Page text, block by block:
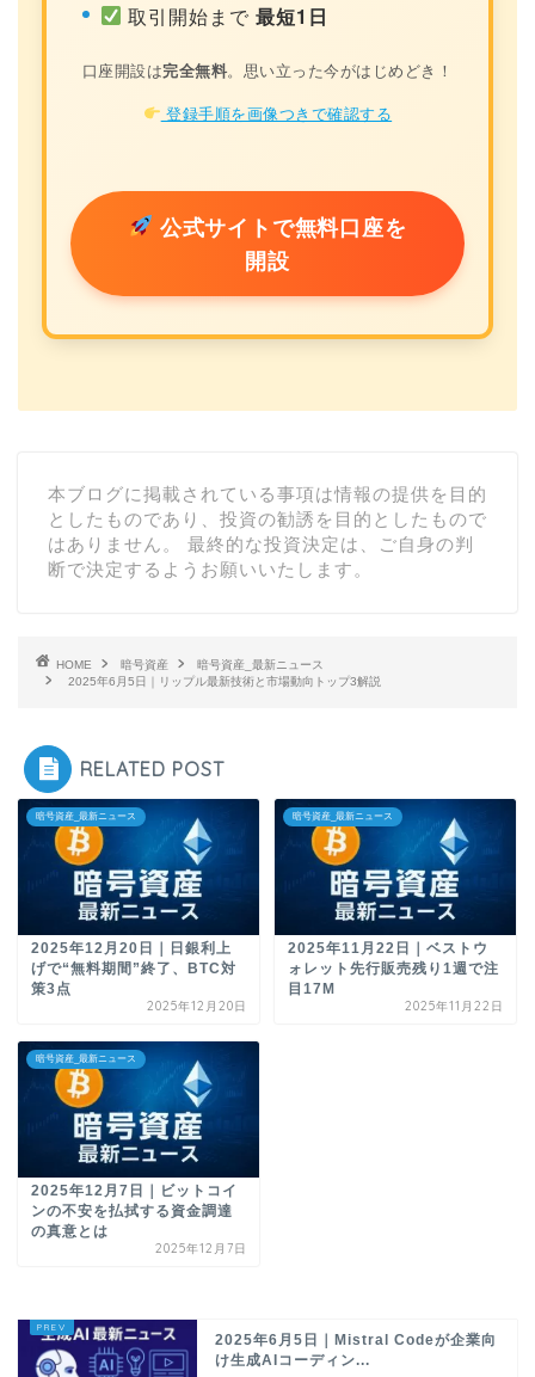
取引開始まで最短1日
口座開設は完全無料。思い立った今がはじめどき！
登録手順を画像つきで確認する
公式サイトで無料口座を
開設
本ブログに掲載されている事項は情報の提供を目的
としたものであり、投資の勧誘を目的としたもので
はありません。 最終的な投資決定は、ご自身の判
断で決定するようお願いいたします。
HOME 暗号資産
暗号資産_最新ニュース
2025年6月5日｜リップル最新技術と市場動向トップ3解説
RELATED POST
暗号資産_最新ニュース
2025年12月20日｜日銀利上
げで“無料期間”終了、BTC対
策3点
2025年12月20日
暗号資産_最新ニュース
2025年11月22日｜ベストウ
ォレット先行販売残り1週で注
目17M
2025年11月22日
暗号資産_最新ニュース
2025年12月7日｜ビットコイ
ンの不安を払拭する資金調達
の真意とは
2025年12月7日
2025年6月5日｜Mistral Codeが企業向
け生成AIコーディン...